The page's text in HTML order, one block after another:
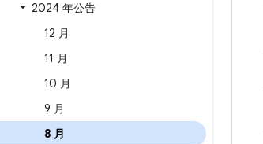
2024 年公告
12 月
11 月
10 月
9 月
8 月